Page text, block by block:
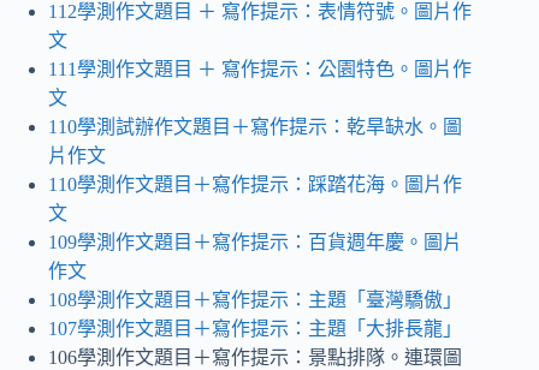
112學測作文題目 ＋ 寫作提示 ：表情符號。圖片作
文
111學測作文題目 ＋ 寫作提示：公園特色。圖片作
文
110學測試辦作文題目＋寫作提示：乾旱缺水 。 圖
片作文
110學測作文題目＋寫作提示：踩踏花海。圖片作
文
109學測作文題目＋寫作提示：百貨週年慶 。 圖片
作文
108學測作文題目＋寫作提示：主題「臺灣驕傲」
107學測作文題目＋寫作提示：主題「大排長龍」
106學測作文題目＋寫作提示：景點排隊。連環圖